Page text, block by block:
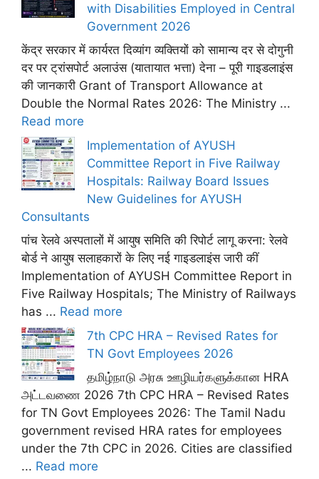
with Disabilities Employed in Central
Government 2026
केंद्र सरकार में कार्यरत दिव्यांग व्यक्तियों को सामान्य दर से दोगुनी
दर पर ट्रांसपोर्ट अलाउंस (यातायात भत्ता) देना – पूरी गाइडलाइंस
की जानकारी Grant of Transport Allowance at
Double the Normal Rates 2026: The Ministry ...
Read more
Implementation of AYUSH
Committee Report in Five Railway
Hospitals: Railway Board Issues
New Guidelines for AYUSH
Consultants
पांच रेलवे अस्पतालों में आयुष समिति की रिपोर्ट लागू करना: रेलवे
बोर्ड ने आयुष सलाहकारों के लिए नई गाइडलाइंस जारी कीं
Implementation of AYUSH Committee Report in
Five Railway Hospitals; The Ministry of Railways
has ... Read more
7th CPC HRA – Revised Rates for
TN Govt Employees 2026
தமிழ்நாடு அரசு ஊழியர்களுக்கான HRA
அட்டவணை 2026 7th CPC HRA – Revised Rates
for TN Govt Employees 2026: The Tamil Nadu
government revised HRA rates for employees
under the 7th CPC in 2026. Cities are classified
... Read more